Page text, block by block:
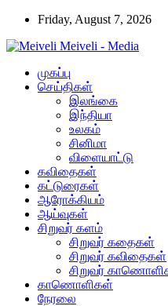
Friday, August 7, 2026
Meiveli - Media
முகப்பு
செய்திகள்
இலங்கை
இந்தியா
உலகம்
சினிமா
விளையாட்டு
கவிதைகள்
கட்டுரைகள்
ஆரோக்கியம்
ஆய்வுகள்
சிறுவர் களம்
சிறுவர் கதைகள்
சிறுவர் கவிதைகள்
சிறுவர்
காணொளிகள்
நேரலை